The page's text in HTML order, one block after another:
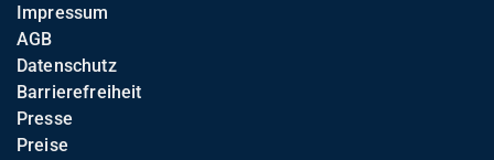
Impressum
AGB
Datenschutz
Barrierefreiheit
Presse
Preise